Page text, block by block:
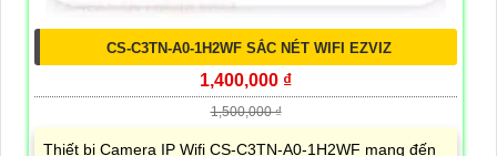
CS-C3TN-A0-1H2WF SẮC NÉT WIFI EZVIZ
1,400,000 ₫
1,500,000 ₫
Thiết bị Camera IP Wifi CS-C3TN-A0-1H2WF mang đến